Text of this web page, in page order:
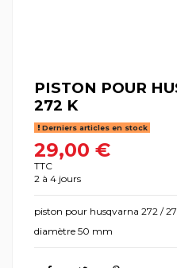
PISTON POUR
272 K
Derniers articles en stock
29,00 €
TTC
2 à 4 jours
piston pour husqvarna 272 /
diamètre 50 mm